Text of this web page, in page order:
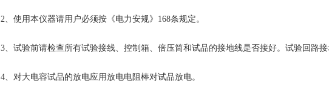
2、使用本仪器请用户必须按《电力安规》168条规定。
3、试验前请检查所有试验接线、控制箱、倍压筒和试品的接地线是否接好。试验回路
4、对大电容试品的放电应用放电电阻棒对试品放电。